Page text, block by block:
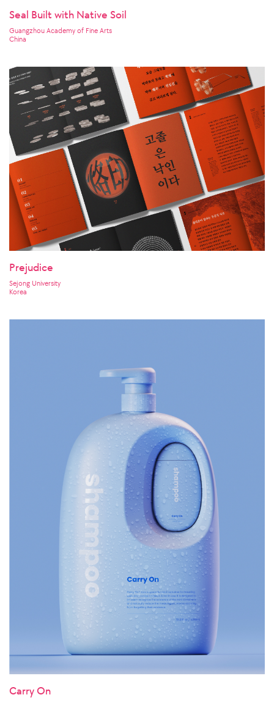
Seal Built with Native Soil
Guangzhou Academy of Fine Arts
China
Prejudice
Sejong University
Korea
Carry On